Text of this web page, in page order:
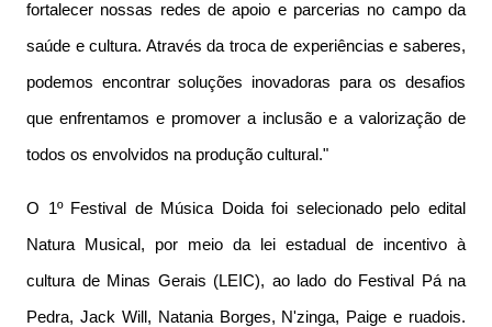
fortalecer nossas redes de apoio e parcerias no campo da
saúde e cultura. Através da troca de experiências e saberes,
podemos encontrar soluções inovadoras para os desafios
que enfrentamos e promover a inclusão e a valorização de
todos os envolvidos na produção cultural."
O 1º Festival de Música Doida foi selecionado pelo edital
Natura Musical, por meio da lei estadual de incentivo à
cultura de Minas Gerais (LEIC), ao lado do Festival Pá na
Pedra, Jack Will, Natania Borges, N'zinga, Paige e ruadois.